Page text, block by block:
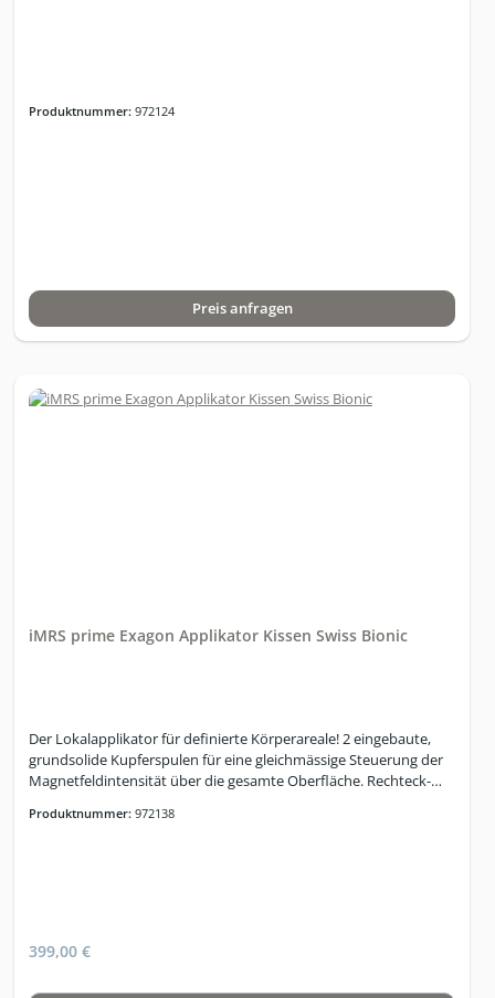
Produktnummer: 972124
Preis anfragen
iMRS prime Exagon Applikator Kissen Swiss Bionic
Der Lokalapplikator für definierte Körperareale! 2 eingebaute,
grundsolide Kupferspulen für eine gleichmässige Steuerung der
Magnetfeldintensität über die gesamte Oberfläche. Rechteck-
Eingebaute Optische Funktionskontrolle (OFC). Medizinisch
Produktnummer: 972138
399,00 €